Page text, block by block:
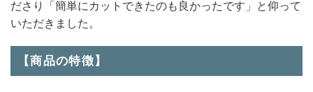
ださり「簡単にカットできたのも良かったです」と仰って
いただきました。
【商品の特徴】